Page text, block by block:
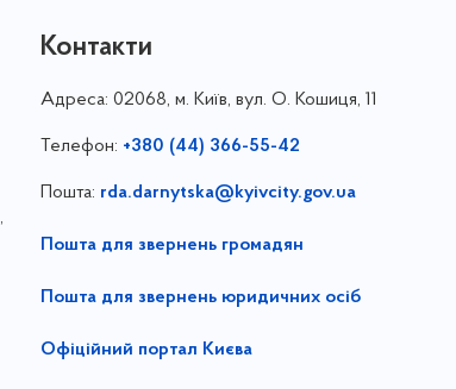
,
Контакти
Адреса: 02068, м. Київ, вул. О. Кошиця, 11
Телефон: +380 (44) 366-55-42
Пошта: rda.darnytska@kyivcity.gov.ua
Пошта для звернень громадян
Пошта для звернень юридичних осіб
Офіційний портал Києва